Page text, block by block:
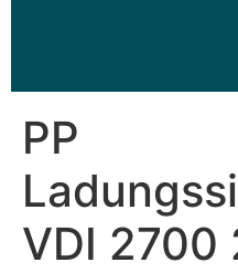
PP
VDI 2700